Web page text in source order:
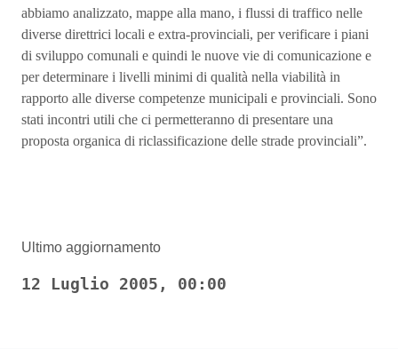
abbiamo analizzato, mappe alla mano, i flussi di traffico nelle
diverse direttrici locali e extra-provinciali, per verificare i piani
di sviluppo comunali e quindi le nuove vie di comunicazione e
per determinare i livelli minimi di qualità nella viabilità in
rapporto alle diverse competenze municipali e provinciali. Sono
stati incontri utili che ci permetteranno di presentare una
proposta organica di riclassificazione delle strade provinciali”.
Ultimo aggiornamento
12 Luglio 2005, 00:00